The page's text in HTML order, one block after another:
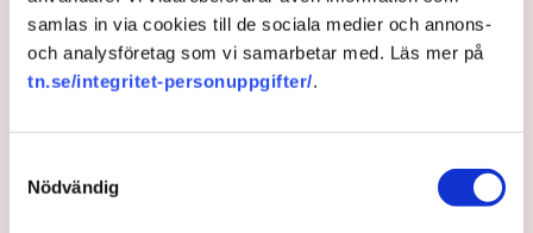
samlas in via cookies till de sociala medier och annons-
och analysföretag som vi samarbetar med. Läs mer på
tn.se/integritet-personuppgifter/.
Nödvändig
Torvtäkten i Grimsås i Tranemo kommun har sedan 28
juli stoppats av aktivistgruppen Återställ Våtmarker
efter att aktivister har klättrat upp på
Aktivisterna klättrar upp på